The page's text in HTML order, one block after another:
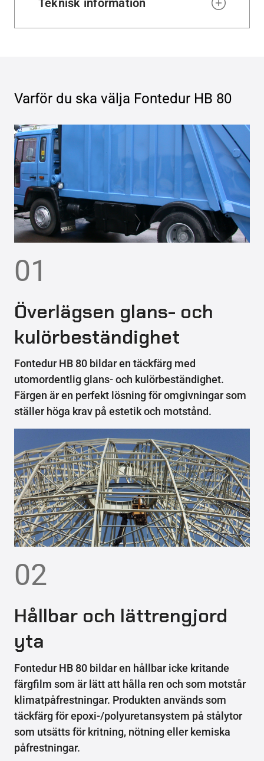
Teknisk information
Varför du ska välja Fontedur HB 80
01
Överlägsen glans- och
kulörbeständighet
Fontedur HB 80 bildar en täckfärg med
utomordentlig glans- och kulörbeständighet.
Färgen är en perfekt lösning för omgivningar som
ställer höga krav på estetik och motstånd.
02
Hållbar och lättrengjord
yta
Fontedur HB 80 bildar en hållbar icke kritande
färgfilm som är lätt att hålla ren och som motstår
klimatpåfrestningar. Produkten används som
täckfärg för epoxi-/polyuretansystem på stålytor
som utsätts för kritning, nötning eller kemiska
påfrestningar.